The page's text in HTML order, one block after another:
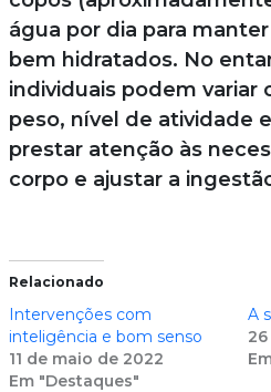
água por dia para
bem hidratados. No
individuais podem variar
peso, nível de atividade
prestar atenção às
corpo e ajustar a
Relacionado
Intervenções com
inteligência e bom senso
11 de maio de 2022
Em "Destaques"
A